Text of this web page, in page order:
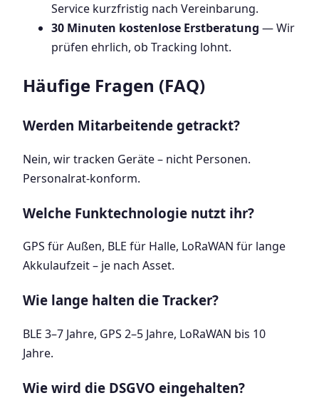
Service kurzfristig nach Vereinbarung.
30 Minuten kostenlose Erstberatung — Wir
prüfen ehrlich, ob Tracking lohnt.
Häufige Fragen (FAQ)
Werden Mitarbeitende getrackt?
Nein, wir tracken Geräte – nicht Personen.
Personalrat-konform.
Welche Funktechnologie nutzt ihr?
GPS für Außen, BLE für Halle, LoRaWAN für lange
Akkulaufzeit – je nach Asset.
Wie lange halten die Tracker?
BLE 3–7 Jahre, GPS 2–5 Jahre, LoRaWAN bis 10
Jahre.
Wie wird die DSGVO eingehalten?